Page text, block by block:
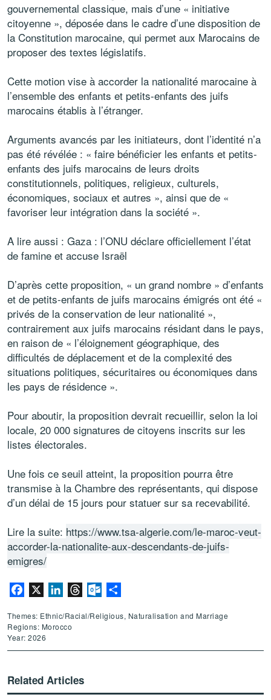
gouvernemental classique, mais d’une « initiative
citoyenne », déposée dans le cadre d’une disposition de
la Constitution marocaine, qui permet aux Marocains de
proposer des textes législatifs.
Cette motion vise à accorder la nationalité marocaine à
l’ensemble des enfants et petits-enfants des juifs
marocains établis à l’étranger.
Arguments avancés par les initiateurs, dont l’identité n’a
pas été révélée : « faire bénéficier les enfants et petits-
enfants des juifs marocains de leurs droits
constitutionnels, politiques, religieux, culturels,
économiques, sociaux et autres », ainsi que de «
favoriser leur intégration dans la société ».
A lire aussi : Gaza : l’ONU déclare officiellement l’état
de famine et accuse Israël
D’après cette proposition, « un grand nombre » d’enfants
et de petits-enfants de juifs marocains émigrés ont été «
privés de la conservation de leur nationalité »,
contrairement aux juifs marocains résidant dans le pays,
en raison de « l’éloignement géographique, des
difficultés de déplacement et de la complexité des
situations politiques, sécuritaires ou économiques dans
les pays de résidence ».
Pour aboutir, la proposition devrait recueillir, selon la loi
locale, 20 000 signatures de citoyens inscrits sur les
listes électorales.
Une fois ce seuil atteint, la proposition pourra être
transmise à la Chambre des représentants, qui dispose
d’un délai de 15 jours pour statuer sur sa recevabilité.
Lire la suite: https://www.tsa-algerie.com/le-maroc-veut-
accorder-la-nationalite-aux-descendants-de-juifs-
emigres/
Facebook LinkedInThreadsOutlook.com
Themes: Ethnic/Racial/Religious, Naturalisation and Marriage
Regions: Morocco
Year: 2026
Related Articles